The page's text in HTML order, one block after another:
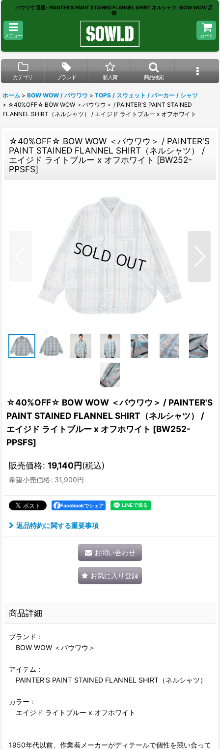
バウワウ 通販- PAINTER'S PAINT STAINED FLANNEL SHIRT ネルシャツ -BOW WOW 店
舗
メニュー カート
カテゴリ ブランド 新入荷 商品検索
ホーム > BOW WOW / バウワウ > TOPS / スウェット / パーカー / シャツ
> ☆40%OFF☆ BOW WOW ＜バウワウ＞ / PAINTER'S PAINT STAINED
FLANNEL SHIRT（ネルシャツ） / エイジド ライトブルー x オフホワイト
☆40%OFF☆ BOW WOW ＜バウワウ＞ / PAINTER'S
PAINT STAINED FLANNEL SHIRT（ネルシャツ） /
エイジド ライトブルー x オフホワイト [BW252-
PPSFS]
☆40%OFF☆ BOW WOW ＜バウワウ＞ / PAINTER'S
PAINT STAINED FLANNEL SHIRT（ネルシャツ） /
エイジド ライトブルー x オフホワイト [BW252-
PPSFS]
販売価格: 19,140円(税込)
希望小売価格: 31,900円
Facebookでシェア
返品特約に関する重要事項
お問い合わせ
お気に入り登録
商品詳細
ブランド：
BOW WOW ＜バウワウ＞
アイテム：
PAINTER'S PAINT STAINED FLANNEL SHIRT（ネルシャツ）
カラー：
エイジド ライトブルー x オフホワイト
1950年代以前、作業着メーカーがディテールで個性を競い合って